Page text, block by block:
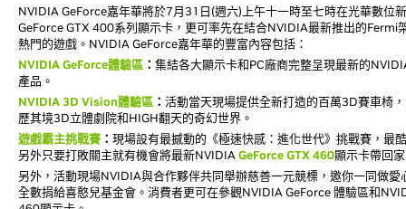
NVIDIA GeForce嘉年華將於7月31日(週六)上午十一時至七時在光華數
GeForce GTX 400系列顯示卡，更可率先在結合NVIDIA最新推出的Fermi
熱門的遊戲。NVIDIA GeForce嘉年華的豐富內容包括：
NVIDIA GeForce體驗區 ： 集結各大顯示卡和PC廠商完整呈現最新的
產品。
NVIDIA 3D Vision體驗區 ： 活動當天現場提供全新打造的百萬3D賽車椅
歷其境3D立體劇院和HIGH翻天的奇幻世界。
遊戲霸主挑戰賽 ： 現場設有最撼動的《極速快感：進化世代》挑戰賽，最
另外只要打敗關主就有機會將最新NVIDIAGeForce GTX 460顯示卡帶回
另外，活動現場NVIDIA與合作夥伴共同舉辦慈善一元競標，邀你一同做
全數捐給喜憨兒基金會。消費者更可在參觀NVIDIA GeForce 體驗區和